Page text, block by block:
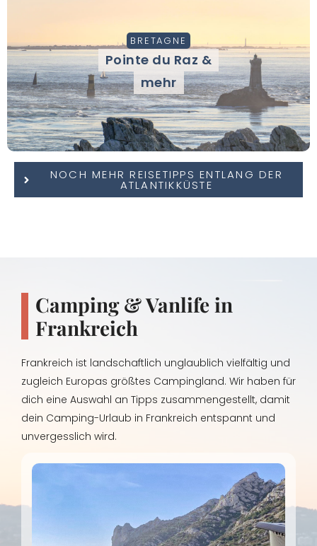
BRETAGNE
Pointe du Raz &
mehr
NOCH MEHR REISETIPPS ENTLANG DER
ATLANTIKKÜSTE
Camping & Vanlife in
Frankreich
Frankreich ist landschaftlich unglaublich vielfältig und
zugleich Europas größtes Campingland. Wir haben für
dich eine Auswahl an Tipps zusammengestellt, damit
dein Camping-Urlaub in Frankreich entspannt und
unvergesslich wird.